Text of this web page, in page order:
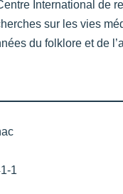
International de
sur les vies
du folklore et de
1